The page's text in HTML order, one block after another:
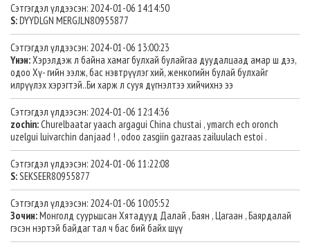
Сэтгэгдэл үлдээсэн: 2024-01-06 14:14:50
S:DYYDLGN MERGJLN80955877
Сэтгэгдэл үлдээсэн: 2024-01-06 13:00:23
Үнэн:Хэрэлдэж л байна хамаг булхай булайгаа дуудалцаад амар ш дээ,
одоо Хү- гийн ээлж, бас нэвтрүүлэг хий, женкогийн булай булхайг
илрүүлэх хэрэгтэй..Би харж л сууя дүгнэлтээ хийчихнэ ээ
Сэтгэгдэл үлдээсэн: 2024-01-06 12:14:36
zochin:Churelbaatar yaach argagui China chustai , ymarch ech oronch
uzelgui luivarchin danjaad ! , odoo zasgiin gazraas zailuulach estoi .
Сэтгэгдэл үлдээсэн: 2024-01-06 11:22:08
S:SEKSEER80955877
Сэтгэгдэл үлдээсэн: 2024-01-06 10:05:52
Зочин:Монголд суурьшсан Хятадууд Далай , Баян , Цагаан , Баярдалай
гэсэн нэртэй байдаг тал ч бас бий байх шүү